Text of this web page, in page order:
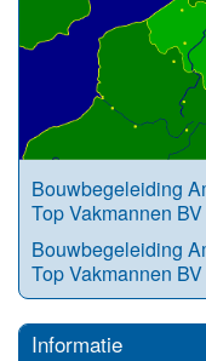
Bouwbegeleiding
Top Vakmannen BV
Bouwbegeleiding
Top Vakmannen BV
Informatie